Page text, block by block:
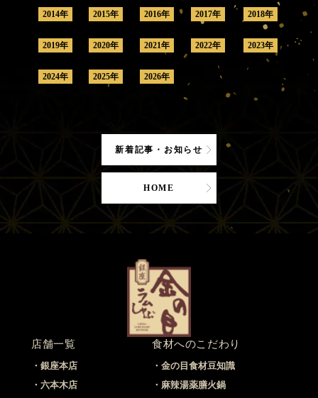
2014年 2015年 2016年 2017年 2018年
2019年 2020年 2021年 2022年 2023年
2024年 2025年 2026年
新着記事・お知らせ
HOME
店舗一覧
銀座本店
六本木店
食材へのこだわり
金の目食材豆知識
麻辣湯薬膳火鍋